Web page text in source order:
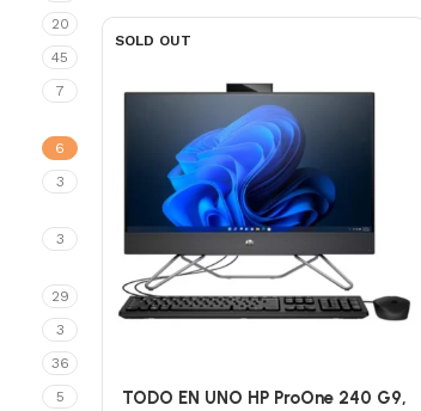
20
45
7
6
3
3
29
3
36
5
SOLD OUT
TODO EN UNO HP ProOne 240 G9,